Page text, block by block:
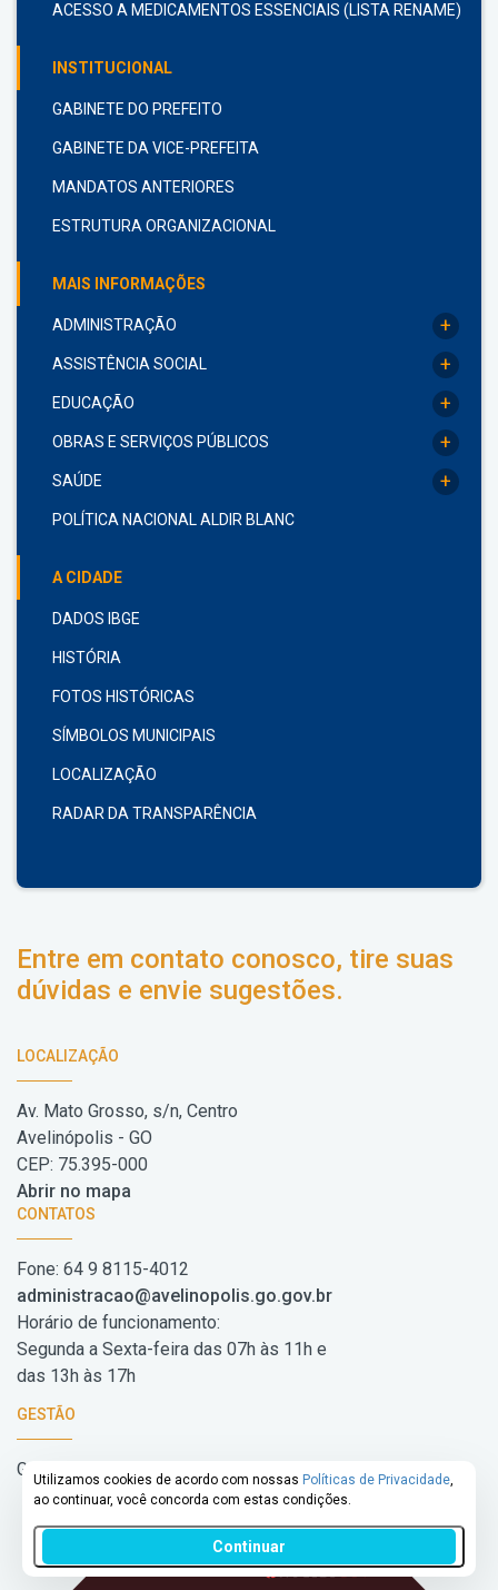
ACESSO A MEDICAMENTOS ESSENCIAIS (LISTA RENAME)
INSTITUCIONAL
GABINETE DO PREFEITO
GABINETE DA VICE-PREFEITA
MANDATOS ANTERIORES
ESTRUTURA ORGANIZACIONAL
MAIS INFORMAÇÕES
ADMINISTRAÇÃO +
ASSISTÊNCIA SOCIAL +
EDUCAÇÃO +
OBRAS E SERVIÇOS PÚBLICOS +
SAÚDE +
POLÍTICA NACIONAL ALDIR BLANC
A CIDADE
DADOS IBGE
HISTÓRIA
FOTOS HISTÓRICAS
SÍMBOLOS MUNICIPAIS
LOCALIZAÇÃO
RADAR DA TRANSPARÊNCIA
Entre em contato conosco, tire suas
dúvidas e envie sugestões.
LOCALIZAÇÃO
Av. Mato Grosso, s/n, Centro
Avelinópolis - GO
CEP: 75.395-000
Abrir no mapa
CONTATOS
Fone: 64 9 8115-4012
administracao@avelinopolis.go.gov.br
Horário de funcionamento:
Segunda a Sexta-feira das 07h às 11h e
das 13h às 17h
GESTÃO
Gestão: 2025/2028
Utilizamos cookies de acordo com nossas Políticas de Privacidade,
ao continuar, você concorda com estas condições.
Continuar
DESENVOLVIDO POR